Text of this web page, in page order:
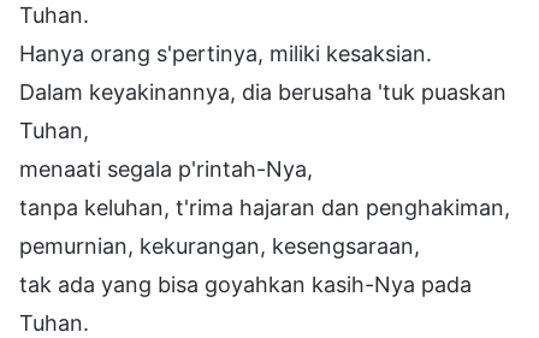
Tuhan.
Hanya orang s'pertinya, miliki kesaksian.
Dalam keyakinannya, dia berusaha 'tuk puaskan
Tuhan,
menaati segala p'rintah-Nya,
tanpa keluhan, t'rima hajaran dan penghakiman,
pemurnian, kekurangan, kesengsaraan,
tak ada yang bisa goyahkan kasih-Nya pada
Tuhan.